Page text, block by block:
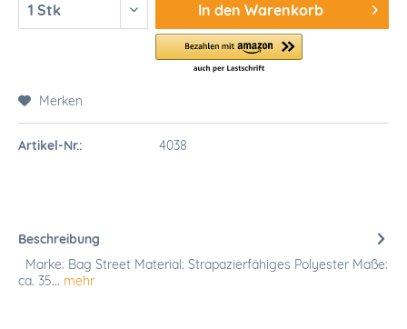
In den Warenkorb
Merken
Artikel-Nr.: 4038
Beschreibung
Marke: Bag Street Material: Strapazierfähiges Polyester Maße:
ca. 35... mehr